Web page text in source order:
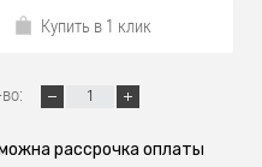
Купить в 1 клик
рассрочка оплаты